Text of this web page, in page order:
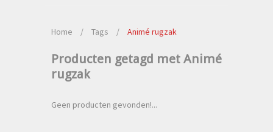
Home / Tags / Animé rugzak
Producten getagd met Animé
rugzak
Geen producten gevonden!...